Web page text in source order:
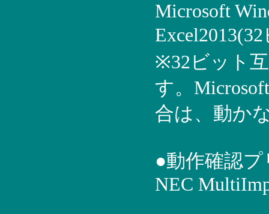
Microsoft
※32ビット
す。
合は、動か
●動作確認
NEC